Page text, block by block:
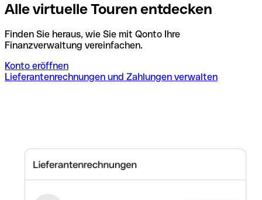
Alle virtuelle Touren entdecken
Finden Sie heraus, wie Sie mit Qonto Ihre
Finanzverwaltung vereinfachen.
Konto eröffnen
Lieferantenrechnungen und Zahlungen verwalten